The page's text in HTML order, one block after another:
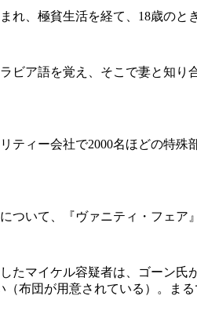
、極貧生活を経て、18歳のと
ビア語を覚え、そこで妻と知
ィー会社で2000名ほどの特
いて、『ヴァニティ・フェア
マイケル容疑者は、ゴーン
布団が用意されている）。まる